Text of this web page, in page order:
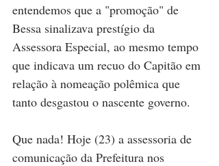
entendemos que a "promoção" de
Bessa sinalizava prestígio da
Assessora Especial, ao mesmo tempo
que indicava um recuo do Capitão em
relação à nomeação polêmica que
tanto desgastou o nascente governo.
Que nada! Hoje (23) a assessoria de
comunicação da Prefeitura nos